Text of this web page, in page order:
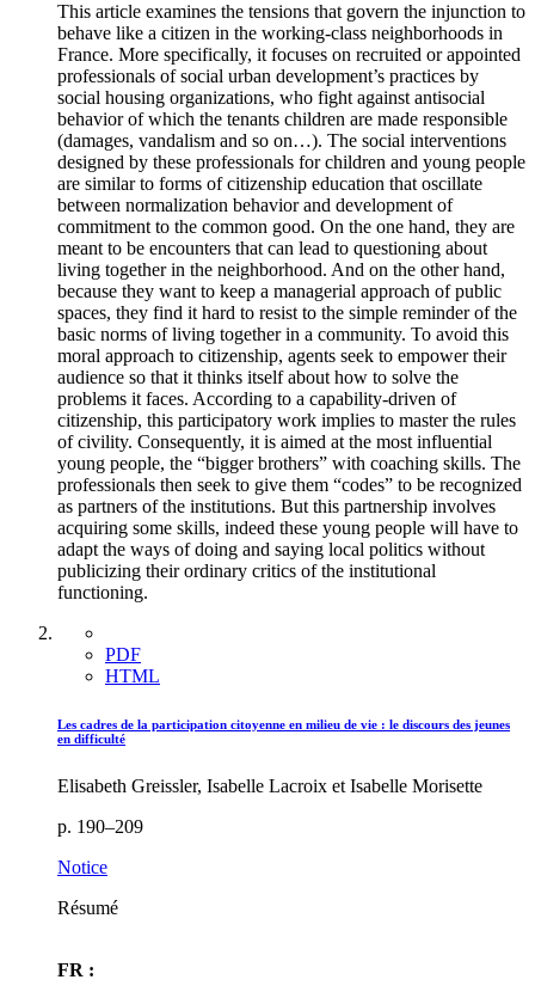
This article examines the tensions that govern the injunction to
behave like a citizen in the working-class neighborhoods in
France. More specifically, it focuses on recruited or appointed
professionals of social urban development’s practices by
social housing organizations, who fight against antisocial
behavior of which the tenants children are made responsible
(damages, vandalism and so on…). The social interventions
designed by these professionals for children and young people
are similar to forms of citizenship education that oscillate
between normalization behavior and development of
commitment to the common good. On the one hand, they are
meant to be encounters that can lead to questioning about
living together in the neighborhood. And on the other hand,
because they want to keep a managerial approach of public
spaces, they find it hard to resist to the simple reminder of the
basic norms of living together in a community. To avoid this
moral approach to citizenship, agents seek to empower their
audience so that it thinks itself about how to solve the
problems it faces. According to a capability-driven of
citizenship, this participatory work implies to master the rules
of civility. Consequently, it is aimed at the most influential
young people, the “bigger brothers” with coaching skills. The
professionals then seek to give them “codes” to be recognized
as partners of the institutions. But this partnership involves
acquiring some skills, indeed these young people will have to
adapt the ways of doing and saying local politics without
publicizing their ordinary critics of the institutional
functioning.
PDF
HTML
Les cadres de la participation citoyenne en milieu de vie : le discours des jeunes
en difficulté
Elisabeth Greissler, Isabelle Lacroix et Isabelle Morisette
p. 190–209
Notice
Résumé
FR :